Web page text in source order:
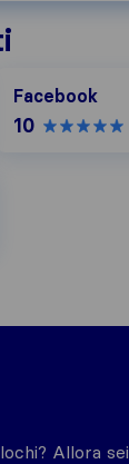
Facebook
10
Allora sei